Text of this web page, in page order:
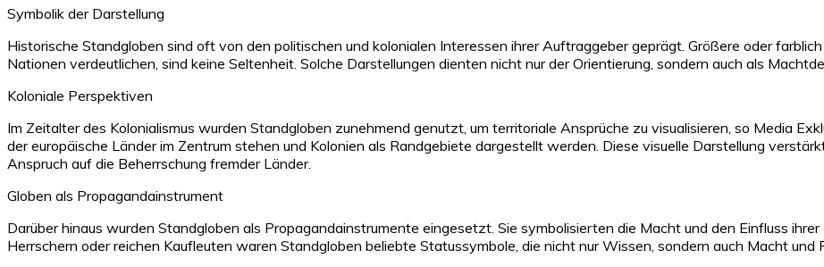
Symbolik der Darstellung
Historische Standgloben sind oft von den politischen und kolonialen Interessen ihrer Auftraggeber geprägt. Größere oder
Nationen verdeutlichen, sind keine Seltenheit. Solche Darstellungen dienten nicht nur der Orientierung, sondern auch als
Koloniale Perspektiven
Im Zeitalter des Kolonialismus wurden Standgloben zunehmend genutzt, um territoriale Ansprüche zu visualisieren, so Media
der europäische Länder im Zentrum stehen und Kolonien als Randgebiete dargestellt werden. Diese visuelle Darstellung
Anspruch auf die Beherrschung fremder Länder.
Globen als Propagandainstrument
Darüber hinaus wurden Standgloben als Propagandainstrumente eingesetzt. Sie symbolisierten die Macht und den Einfluss
Herrschern oder reichen Kaufleuten waren Standgloben beliebte Statussymbole, die nicht nur Wissen, sondern auch Macht und